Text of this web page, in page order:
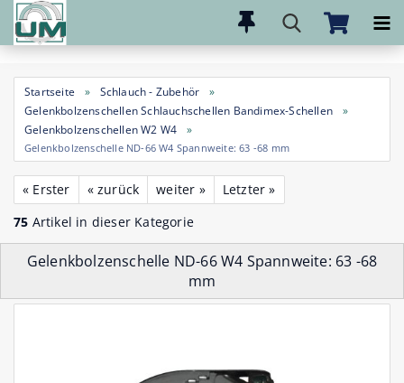
Direkt
Hauptinhalt
Startseite » Schlauch - Zubehör
»
Gelenkbolzenschellen Schlauchschellen Bandimex-Schellen
»
Gelenkbolzenschellen W2 W4
»
Gelenkbolzenschelle ND-66 W4 Spannweite: 63 -68 mm
« Erster « zurück weiter »
Letzter »
75 Artikel in dieser Kategorie
Gelenkbolzenschelle ND-66 W4 Spannweite: 63 -68
mm